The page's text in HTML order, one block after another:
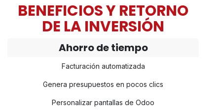
BENEFICIOS Y RETORNO
DE LA INVERSIÓN
Ahorro de tiempo
Facturación automatizada
Genera presupuestos en pocos clics
Personalizar pantallas de Odoo